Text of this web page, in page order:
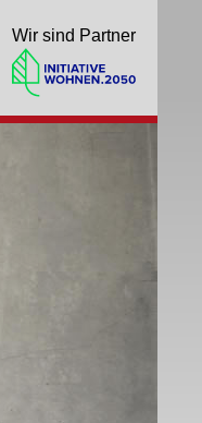
Wir sind Partner